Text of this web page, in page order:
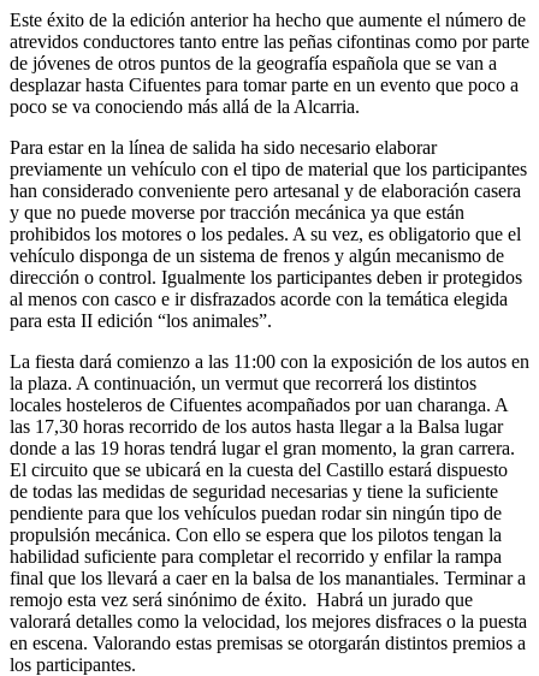
Este éxito de la edición anterior ha hecho que aumente el número de
atrevidos conductores tanto entre las peñas cifontinas como por parte
de jóvenes de otros puntos de la geografía española que se van a
desplazar hasta Cifuentes para tomar parte en un evento que poco a
poco se va conociendo más allá de la Alcarria.
Para estar en la línea de salida ha sido necesario elaborar
previamente un vehículo con el tipo de material que los participantes
han considerado conveniente pero artesanal y de elaboración casera
y que no puede moverse por tracción mecánica ya que están
prohibidos los motores o los pedales. A su vez, es obligatorio que el
vehículo disponga de un sistema de frenos y algún mecanismo de
dirección o control. Igualmente los participantes deben ir protegidos
al menos con casco e ir disfrazados acorde con la temática elegida
para esta II edición “los animales”.
La fiesta dará comienzo a las 11:00 con la exposición de los autos en
la plaza. A continuación, un vermut que recorrerá los distintos
locales hosteleros de Cifuentes acompañados por uan charanga. A
las 17,30 horas recorrido de los autos hasta llegar a la Balsa lugar
donde a las 19 horas tendrá lugar el gran momento, la gran carrera.
El circuito que se ubicará en la cuesta del Castillo estará dispuesto
de todas las medidas de seguridad necesarias y tiene la suficiente
pendiente para que los vehículos puedan rodar sin ningún tipo de
propulsión mecánica. Con ello se espera que los pilotos tengan la
habilidad suficiente para completar el recorrido y enfilar la rampa
final que los llevará a caer en la balsa de los manantiales. Terminar a
remojo esta vez será sinónimo de éxito. Habrá un jurado que
valorará detalles como la velocidad, los mejores disfraces o la puesta
en escena. Valorando estas premisas se otorgarán distintos premios a
los participantes.